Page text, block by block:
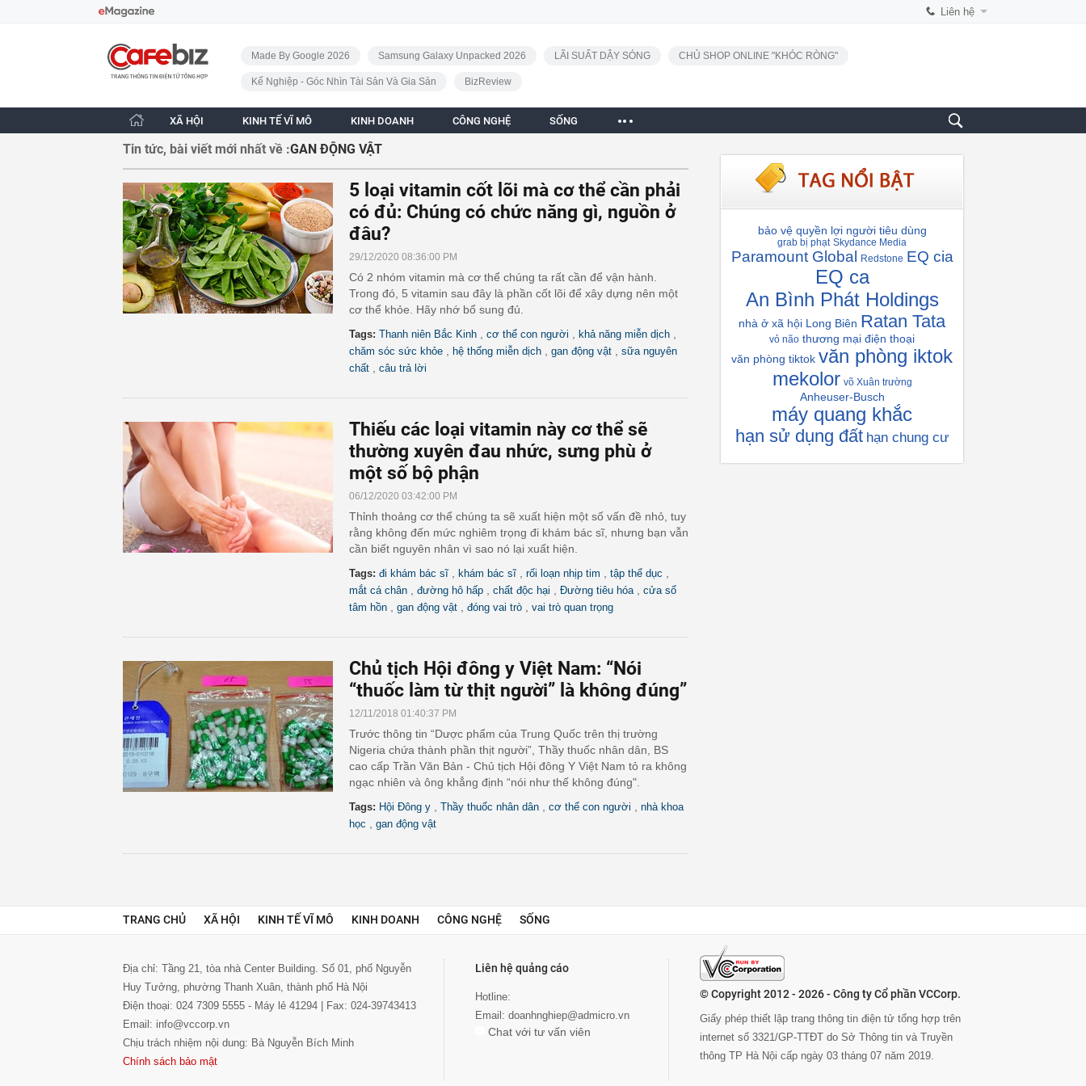
Liên hệ
CafeBiz - Trang chủ
Made By Google 2026
Samsung Galaxy Unpacked 2026 LÃI SUẤT DẬY SÓNG CHỦ SHOP ONLINE "KHÓC RÒNG"
Kế Nghiệp - Góc Nhìn Tài Sản Và Gia Sản BizReview
XÃ HỘI KINH TẾ VĨ MÔ KINH DOANH CÔNG NGHỆ SỐNG
Tin tức, bài viết mới nhất về :GAN ĐỘNG VẬT
5 loại vitamin cốt lõi mà cơ thể cần phải
có đủ: Chúng có chức năng gì, nguồn ở
đâu?
29/12/2020 08:36:00 PM
Có 2 nhóm vitamin mà cơ thể chúng ta rất cần để vận hành.
Trong đó, 5 vitamin sau đây là phần cốt lõi để xây dựng nên một
cơ thể khỏe. Hãy nhớ bổ sung đủ.
Tags: Thanh niên Bắc Kinh cơ thể con người khả năng miễn dịch
chăm sóc sức khỏe hệ thống miễn dịch gan động vật
sữa nguyên
chất
câu trả lời
Thiếu các loại vitamin này cơ thể sẽ
thường xuyên đau nhức, sưng phù ở
một số bộ phận
06/12/2020 03:42:00 PM
Thỉnh thoảng cơ thể chúng ta sẽ xuất hiện một số vấn đề nhỏ, tuy
rằng không đến mức nghiêm trọng đi khám bác sĩ, nhưng bạn vẫn
cần biết nguyên nhân vì sao nó lại xuất hiện.
Tags: đi khám bác sĩ khám bác sĩ rối loạn nhịp tim tập thể dục
mắt cá chân đường hô hấp chất độc hại Đường tiêu hóa
cửa sổ
tâm hồn
gan động vật đóng vai trò vai trò quan trọng
​Chủ tịch Hội đông y Việt Nam: “Nói
“thuốc làm từ thịt người” là không đúng”
12/11/2018 01:40:37 PM
Trước thông tin “Dược phẩm của Trung Quốc trên thị trường
Nigeria chứa thành phần thịt người”, Thầy thuốc nhân dân, BS
cao cấp Trần Văn Bản - Chủ tịch Hội đông Y Việt Nam tỏ ra không
ngạc nhiên và ông khẳng định “nói như thế không đúng".
Tags: Hội Đông y Thầy thuốc nhân dân cơ thể con người
nhà khoa
học
gan động vật
bảo vệ quyền lợi người tiêu dùng
grab bị phạt Skydance Media
Paramount Global Redstone EQ cia
EQ ca
An Bình Phát Holdings
nhà ở xã hội Long Biên Ratan Tata
vỏ não thương mại điện thoại
văn phòng tiktok văn phòng iktok
mekolor võ Xuân trường
Anheuser-Busch
máy quang khắc
hạn sử dụng đất hạn chung cư
TRANG CHỦ XÃ HỘI KINH TẾ VĨ MÔ KINH DOANH CÔNG NGHỆ SỐNG
Địa chỉ: Tầng 21, tòa nhà Center Building. Số 01, phố Nguyễn
Huy Tưởng, phường Thanh Xuân, thành phố Hà Nội
Điện thoại: 024 7309 5555 - Máy lẻ 41294 | Fax: 024-39743413
Email: info@vccorp.vn
Chịu trách nhiệm nội dung: Bà Nguyễn Bích Minh
Chính sách bảo mật
Liên hệ quảng cáo
Hotline:
Email: doanhnghiep@admicro.vn
Chat với tư vấn viên
© Copyright 2012 - 2026 - Công ty Cổ phần VCCorp.
Giấy phép thiết lập trang thông tin điện tử tổng hợp trên
internet số 3321/GP-TTĐT do Sở Thông tin và Truyền
thông TP Hà Nội cấp ngày 03 tháng 07 năm 2019.